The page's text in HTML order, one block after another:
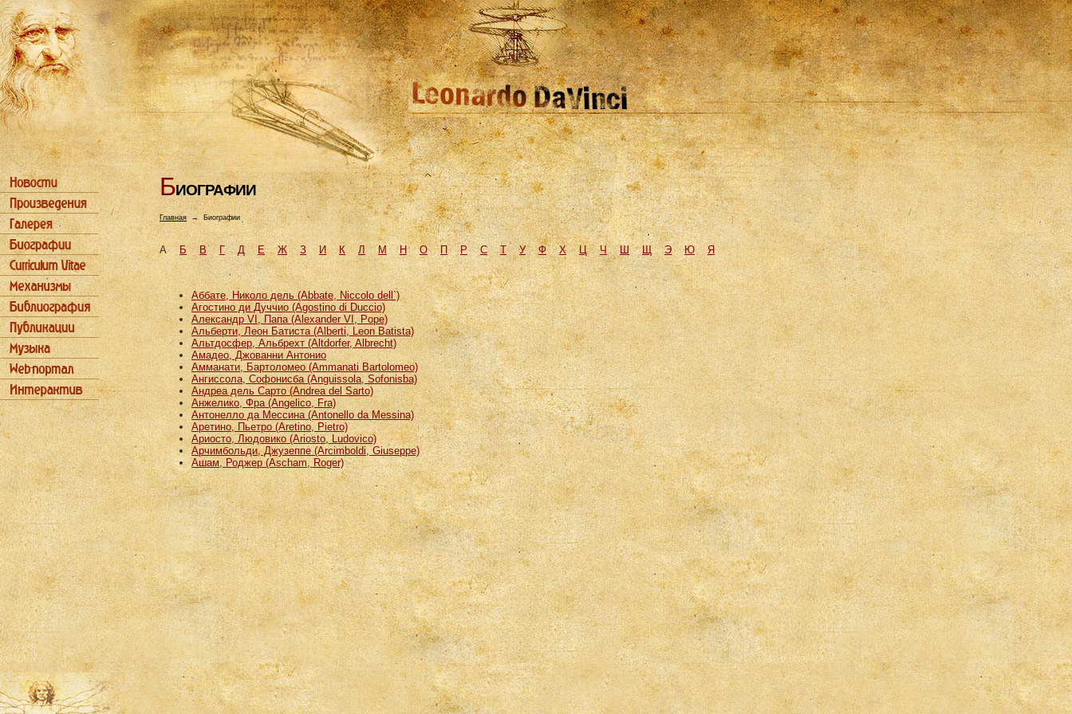
БИОГРАФИИ
Главная→ Биографии
АБ В Г Д Е Ж З И К Л М H О П Р С Т У Ф Х Ц Ч Ш Щ Э Ю Я
Аббате, Николо дель (Abbate, Niccolo dell`)
Агостино ди Дуччио (Agostino di Duccio)
Александр VI, Папа (Alexander VI, Pope)
Альберти, Леон Батиста (Alberti, Leon Batista)
Альтдосфер, Альбрехт (Altdorfer, Albrecht)
Амадео, Джованни Антонио
Амманати, Бартоломео (Ammanati Bartolomeo)
Ангиссола, Софонисба (Anguissola, Sofonisba)
Андреа дель Сарто (Andrea del Sarto)
Анжелико, Фра (Angelico, Fra)
Антонелло да Мессина (Antonello da Messina)
Аретино, Пьетро (Aretino, Pietro)
Ариосто, Людовико (Ariosto, Ludovico)
Арчимбольди, Джузеппе (Arcimboldi, Giuseppe)
Ашам, Роджер (Ascham, Roger)